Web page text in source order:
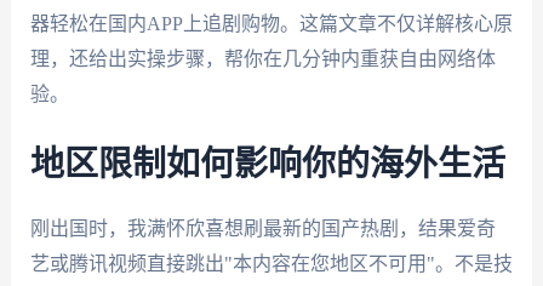
器轻松在国内APP上追剧购物。这篇文章不仅详解核心原
理，还给出实操步骤，帮你在几分钟内重获自由网络体
验。
地区限制如何影响你的海外生活
刚出国时，我满怀欣喜想刷最新的国产热剧，结果爱奇
艺或腾讯视频直接跳出"本内容在您地区不可用"。不是技